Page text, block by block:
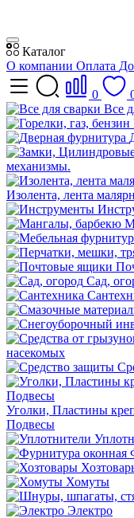
Каталог
О компании Оплата
0
Все
механизмы.
Изолента, лента
Сад,
насекомых
Уголки, Пластины
Подвесы
Хомуты
Электро